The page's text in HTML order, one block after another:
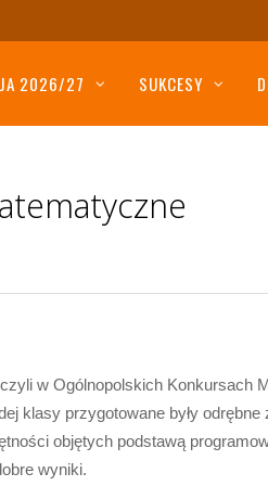
2026/27 SUKCESY
w Ogólnopolskich Konkursach
klasy przygotowane były
objętych podstawą
wyniki.